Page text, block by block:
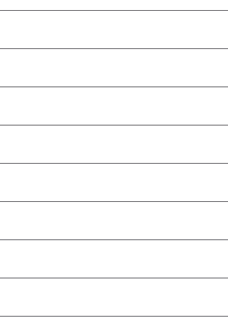
Fédération de Bosnie-et-
Dobrich
Pernik
Larnaka
Primorsko-goranska županija
Castilla y León
Tartu maakond
Occitanie Pays
Tbilisi